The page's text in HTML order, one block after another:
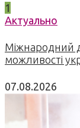
1
Актуально
Міжнародний
можливості
07.08.2026